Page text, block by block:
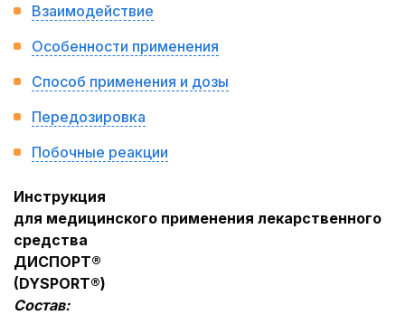
Взаимодействие
Особенности применения
Способ применения и дозы
Передозировка
Побочные реакции
Инструкция
для медицинского применения лекарственного
средства
ДИСПОРТ®
(DYSPORT®)
Состав: